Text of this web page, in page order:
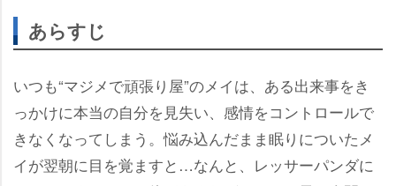
あらすじ
いつも“マジメで頑張り屋”のメイは、ある出来事をき
っかけに本当の自分を見失い、感情をコントロールで
きなくなってしまう。悩み込んだまま眠りについたメ
イが翌朝に目を覚ますと…なんと、レッサーパンダに